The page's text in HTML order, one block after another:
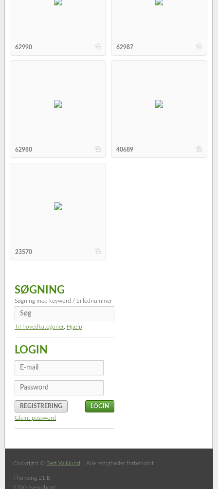
b
62990 b
62987
b
62980 b
40689
b
23570
SØGNING
Søgning med keyword / billednummer
Til hovedkategorier Hjælp
LOGIN
REGISTRERING
Glemt password
Copyright © Bert Wiklund . Alle rettigheder forbeholdt
Thorseng 21 B
5700 Svendborg